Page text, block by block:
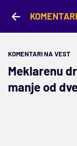
KOMENTARI
KOMENTARI NA VEST
Meklarenu
manje od